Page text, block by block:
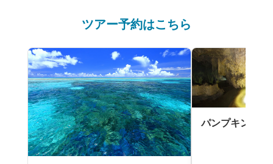
ツアー予約はこちら
パンプキン鍾乳